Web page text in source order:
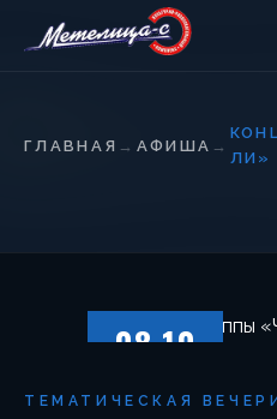
ГЛАВНАЯ → АФИША →
ЛИ»
08.10
ТЕМАТИЧЕСКАЯ